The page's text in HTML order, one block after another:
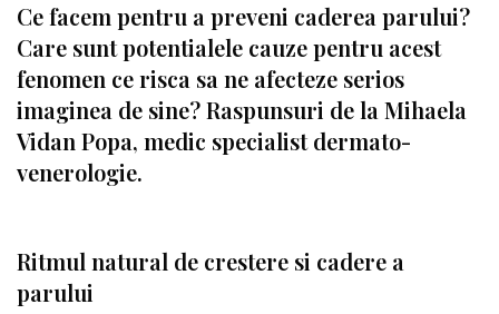
Ce facem pentru a preveni caderea parului?
Care sunt potentialele cauze pentru acest
fenomen ce risca sa ne afecteze serios
imaginea de sine? Raspunsuri de la Mihaela
Vidan Popa, medic specialist dermato-
venerologie.
Ritmul natural de crestere si cadere a
parului